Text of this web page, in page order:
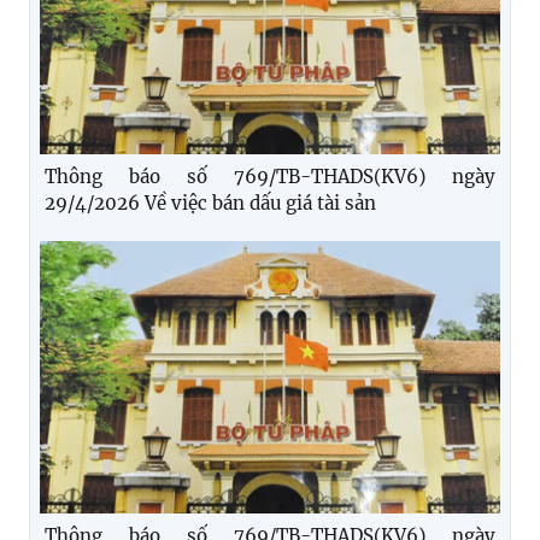
Thông báo số 769/TB-THADS(KV6) ngày
29/4/2026 Về việc bán dấu giá tài sản